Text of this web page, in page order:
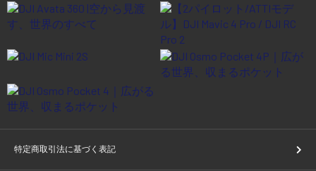
特定商取引法に基づく表記